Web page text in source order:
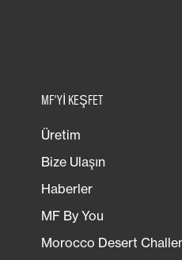
MF'YI KEŞFET
Üretim
Bize Ulaşın
Haberler
MF By You
Morocco Desert